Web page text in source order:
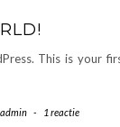
This is your
admin - 1 reactie